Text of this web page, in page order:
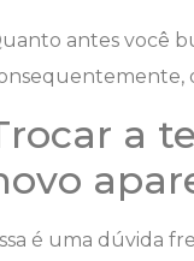
antes você
a
é uma dúvida